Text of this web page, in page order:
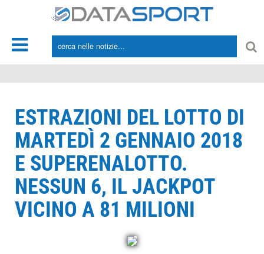
ESTRAZIONI DEL LOTTO DI
MARTEDÌ 2 GENNAIO 2018
E SUPERENALOTTO.
NESSUN 6, IL JACKPOT
VICINO A 81 MILIONI